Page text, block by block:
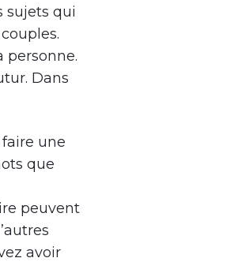
sujets qui
personne.
Dans
une
que
peuvent
avoir